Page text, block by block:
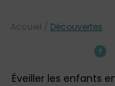
Éveiller les enfants
Accueil / Découvertes